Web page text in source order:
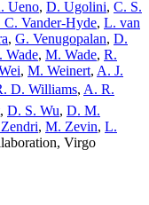
Ueno, D. Ugolini, C. S.
C. Vander-Hyde, L. van
, G. Venugopalan, D.
Wade, M. Wade, R.
, M. Weinert, A. J.
D. Williams, A. R.
, D. S. Wu, D. M.
, M. Zevin, L.
Virgo